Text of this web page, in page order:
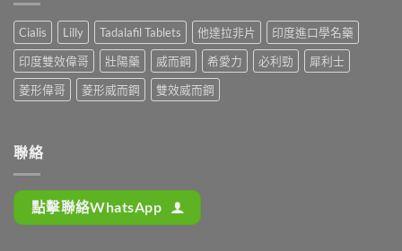
Force
果
凍
推
薦）〉
價
錢、
持
久
度
完
最
安
全？
2026
網
購
款
點
揀
版
Levitra
邊
度
買
正
果
與
Cialis Lilly Tadalafil Tablets 他達拉非片
印度進口學名藥
印度雙效偉哥
壯陽藥 威而鋼 希愛力 必利勁
犀利士
菱形偉哥
菱形威而鋼 雙效威而鋼
聯絡
點擊聯絡WhatsApp